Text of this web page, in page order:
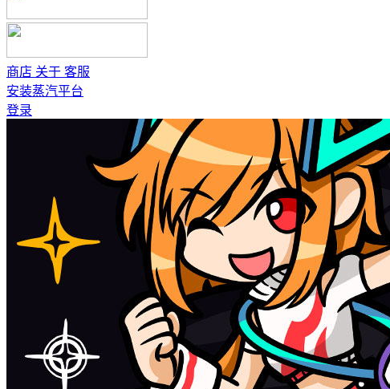
商店 关于 客服
安装蒸汽平台
登录